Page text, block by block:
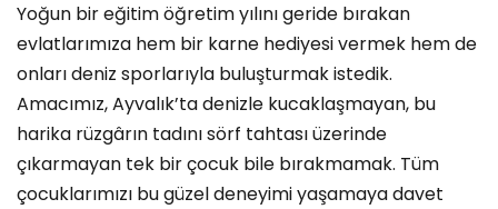
Yoğun bir eğitim öğretim yılını geride bırakan
evlatlarımıza hem bir karne hediyesi vermek hem de
onları deniz sporlarıyla buluşturmak istedik.
Amacımız, Ayvalık’ta denizle kucaklaşmayan, bu
harika rüzgârın tadını sörf tahtası üzerinde
çıkarmayan tek bir çocuk bile bırakmamak. Tüm
çocuklarımızı bu güzel deneyimi yaşamaya davet